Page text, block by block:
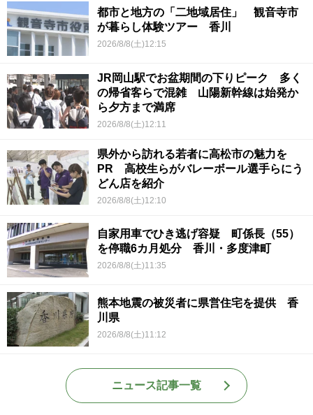
都市と地方の「二地域居住」 観音寺市
が暮らし体験ツアー 香川
2026/8/8(土)12:15
JR岡山駅でお盆期間の下りピーク 多く
の帰省客らで混雑 山陽新幹線は始発か
ら夕方まで満席
2026/8/8(土)12:11
県外から訪れる若者に高松市の魅力を
PR 高校生らがバレーボール選手らにう
どん店を紹介
2026/8/8(土)12:10
自家用車でひき逃げ容疑 町係長（55）
を停職6カ月処分 香川・多度津町
2026/8/8(土)11:35
熊本地震の被災者に県営住宅を提供 香
川県
2026/8/8(土)11:12
ニュース記事一覧